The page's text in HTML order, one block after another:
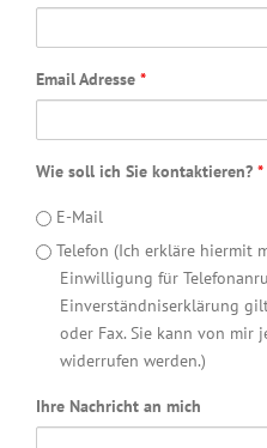
Email Adresse *
Wie soll ich Sie kontaktieren? *
E-Mail
Telefon (Ich erkläre hiermit
Einwilligung für
Einverständniserklärung
oder Fax. Sie kann von mir
widerrufen werden.)
Ihre Nachricht an mich